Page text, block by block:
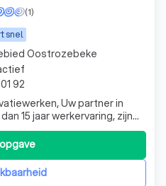
snel
(1)
Uw partner in
, plamuur en
wij betegeling, centrale
De tevredenheid
Oostrozebeke
92